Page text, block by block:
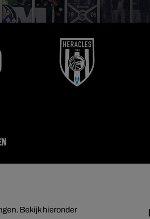
Bekijk hieronder